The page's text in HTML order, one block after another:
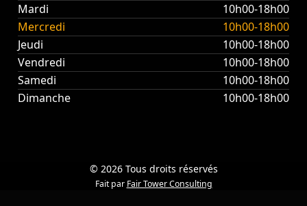
Mardi
10h00-18h00
Mercredi
10h00-18h00
Jeudi
10h00-18h00
Vendredi
10h00-18h00
Samedi
10h00-18h00
Dimanche
10h00-18h00
© 2026 Tous droits réservés
Fait par Fair Tower Consulting